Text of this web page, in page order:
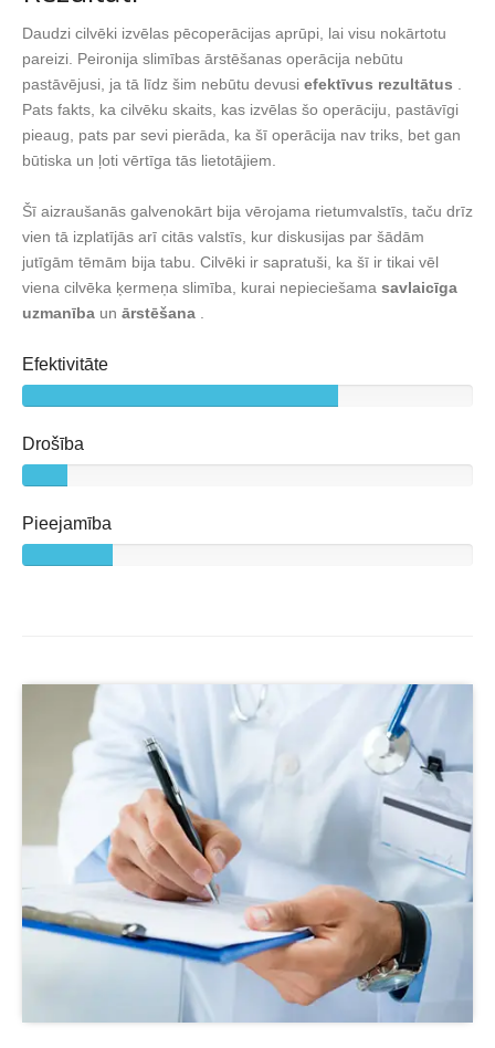
Daudzi cilvēki izvēlas pēcoperācijas aprūpi, lai visu nokārtotu
pareizi. Peironija slimības ārstēšanas operācija nebūtu
pastāvējusi, ja tā līdz šim nebūtu devusi efektīvus rezultātus .
Pats fakts, ka cilvēku skaits, kas izvēlas šo operāciju, pastāvīgi
pieaug, pats par sevi pierāda, ka šī operācija nav triks, bet gan
būtiska un ļoti vērtīga tās lietotājiem.
Šī aizraušanās galvenokārt bija vērojama rietumvalstīs, taču drīz
vien tā izplatījās arī citās valstīs, kur diskusijas par šādām
jutīgām tēmām bija tabu. Cilvēki ir sapratuši, ka šī ir tikai vēl
viena cilvēka ķermeņa slimība, kurai nepieciešama savlaicīga
uzmanība un ārstēšana .
Efektivitāte
Drošība
Pieejamība